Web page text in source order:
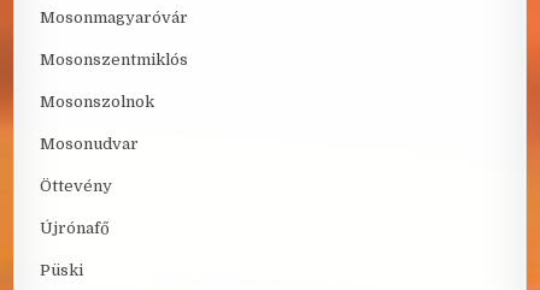
Mosonmagyaróvár
Mosonszentmiklós
Mosonszolnok
Mosonudvar
Öttevény
Újrónafő
Püski